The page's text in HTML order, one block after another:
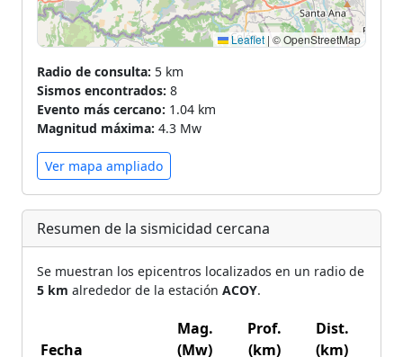
Leaflet | © OpenStreetMap
Radio de consulta: 5 km
Sismos encontrados: 8
Evento más cercano: 1.04 km
Magnitud máxima: 4.3 Mw
Ver mapa ampliado
Resumen de la sismicidad cercana
Se muestran los epicentros localizados en un radio de
5 km alrededor de la estación ACOY.
Fecha
Mag.
(Mw)
Prof.
(km)
Dist.
(km)